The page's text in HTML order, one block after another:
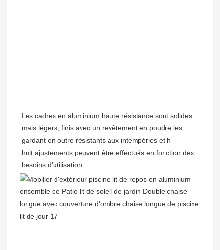
Les cadres en aluminium haute résistance sont solides
mais légers, finis avec un revêtement en poudre les
huit ajustements peuvent être effectués en fonction des